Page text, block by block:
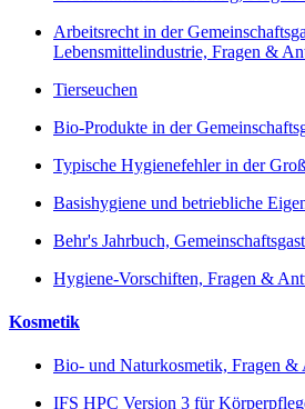
Arbeitsrecht in der
Lebensmittelindustrie, Fragen &
Tierseuchen
Bio-Produkte in der
Typische Hygienefehler in der
Basishygiene und betriebliche
Behr's Jahrbuch,
Hygiene-Vorschiften, Fragen &
Kosmetik
Bio- und Naturkosmetik, Fragen &
IFS HPC Version 3 für